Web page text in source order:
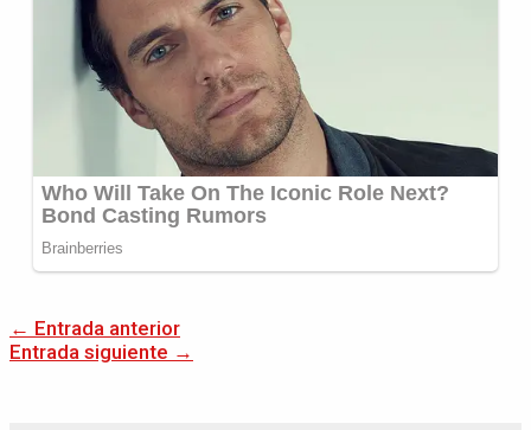
← Entrada anterior
Entrada siguiente →